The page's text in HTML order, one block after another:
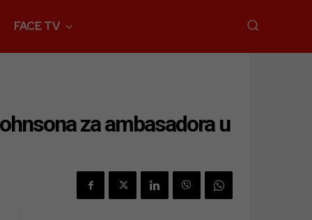
FACE TV
za ambasadora u